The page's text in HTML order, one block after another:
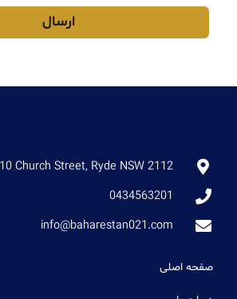
ارسال
10 Church Street, Ryde NSW 2112
0434563201
info@baharestan021.com
صفحه اصلی